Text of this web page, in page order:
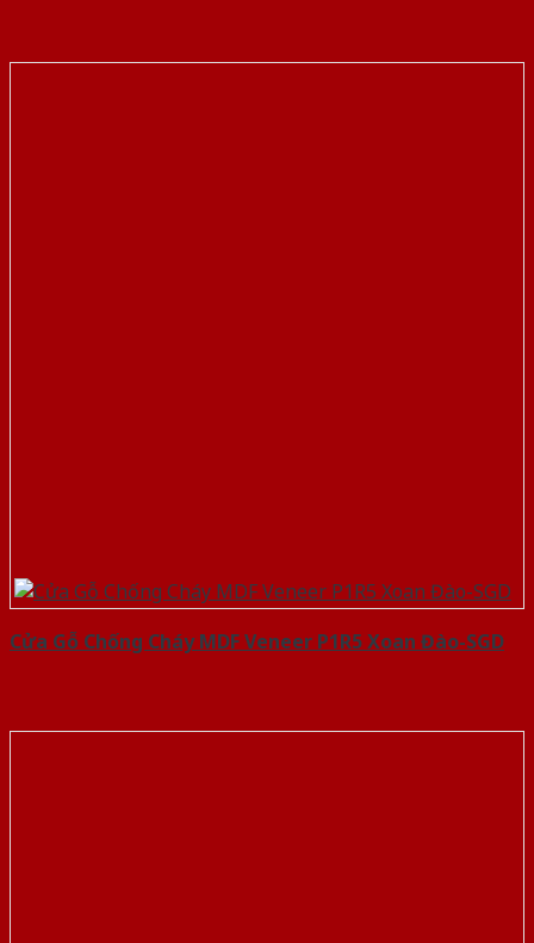
Cửa Gỗ Chống Cháy MDF Veneer P1R5 Xoan Đào-SGD